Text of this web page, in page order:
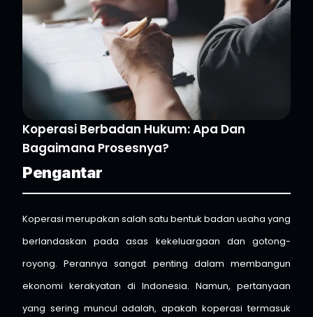
Koperasi Berbadan Hukum: Apa Dan
Bagaimana Prosesnya?
Pengantar
Koperasi merupakan salah satu bentuk badan usaha yang
berlandaskan pada asas kekeluargaan dan gotong-
royong. Perannya sangat penting dalam membangun
ekonomi kerakyatan di Indonesia. Namun, pertanyaan
yang sering muncul adalah, apakah koperasi termasuk